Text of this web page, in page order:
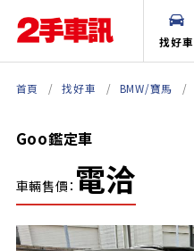
找好車
首頁 找好車 BMW/寶馬
Goo鑑定車
車輛售價： 電洽